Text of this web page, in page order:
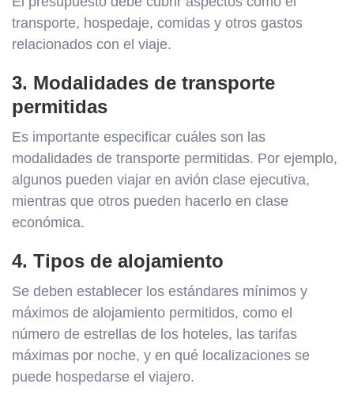
transporte, hospedaje, comidas y otros gastos
relacionados con el viaje.
3. Modalidades de transporte
permitidas
Es importante especificar cuáles son las
modalidades de transporte permitidas. Por ejemplo,
algunos pueden viajar en avión clase ejecutiva,
mientras que otros pueden hacerlo en clase
económica.
4. Tipos de alojamiento
Se deben establecer los estándares mínimos y
máximos de alojamiento permitidos, como el
número de estrellas de los hoteles, las tarifas
máximas por noche, y en qué localizaciones se
puede hospedarse el viajero.